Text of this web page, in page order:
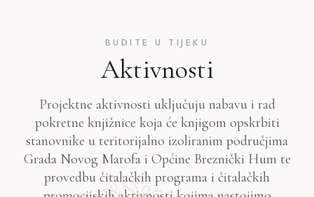
BUDITE U TIJEKU
Aktivnosti
Projektne aktivnosti uključuju nabavu i rad
pokretne knjižnice koja će knjigom opskrbiti
stanovnike u teritorijalno izoliranim područjima
Grada Novog Marofa i Općine Breznički Hum te
provedbu čitalačkih programa i čitalačkih